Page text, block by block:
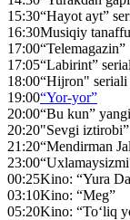
15:30“Hayot ayt”
16:30Musiqiy
17:00“Telemagazin”
17:05“Labirint”
18:00“Hijron" seriali
19:00“Yor-yor”
20:00“Bu kun”
20:20"Sevgi
21:20“Mendirman
23:00
00:25Kino: “Yura
03:10Kino: “Meg”
05:20Kino: “To‘liq